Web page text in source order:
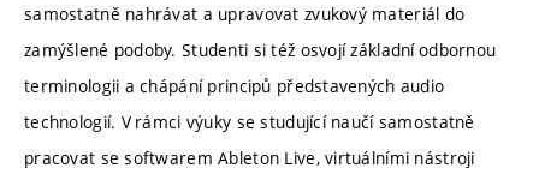
samostatně nahrávat a upravovat zvukový materiál do
zamýšlené podoby. Studenti si též osvojí základní odbornou
terminologii a chápání principů představených audio
technologií. V rámci výuky se studující naučí samostatně
pracovat se softwarem Ableton Live, virtuálními nástroji